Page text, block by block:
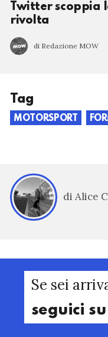
Twitter scoppia
rivolta
di Redazione MOW
Tag
MOTORSPORT
di Alice
Se sei
seguici su